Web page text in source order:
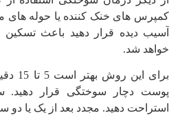
کمپرس های خنک کننده یا حوله
آسیب دیده قرار دهید باعث
خواهد شد.
برای
پوست دچار سوختگی قرار دهید.
استراحت دهید. مجدد بعد از یک یا دو